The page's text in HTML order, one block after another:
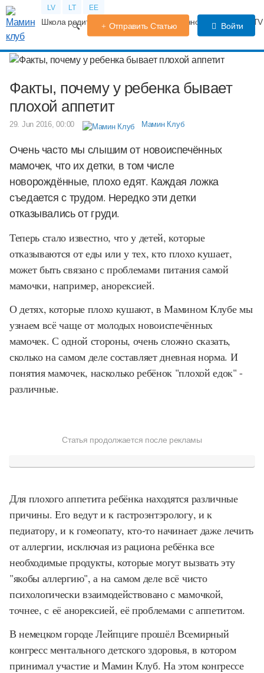
LV LT EE
Школа родителей Календарь беременности Форум
Отправить Статью Войти
Факты, почему у ребенка бывает
плохой аппетит
29. Jun 2016, 00:00 Мамин Клуб
Очень часто мы слышим от новоиспечённых
мамочек, что их детки, в том числе
новорождённые, плохо едят. Каждая ложка
съедается с трудом. Нередко эти детки
отказывались от груди.
Теперь стало известно, что у детей, которые
отказываются от еды или у тех, кто плохо кушает,
может быть связано с проблемами питания самой
мамочки, например, анорексией.
О детях, которые плохо кушают, в Мамином Клубе мы
узнаем всё чаще от молодых новоиспечённых
мамочек. С одной стороны, очень сложно сказать,
сколько на самом деле составляет дневная норма. И
понятия мамочек, насколько ребёнок "плохой едок" -
различные.
Статья продолжается после рекламы
Для плохого аппетита ребёнка находятся различные
причины. Его ведут и к гастроэнтэрологу, и к
педиатору, и к гомеопату, кто-то начинает даже лечить
от аллергии, исключая из рациона ребёнка все
необходимые продукты, которые могут вызвать эту
"якобы аллергию", а на самом деле всё чисто
психологически взаимодействовано с мамочкой,
точнее, с её анорексией, её проблемами с аппетитом.
В немецком городе Лейпциге прошёл Всемирный
конгресс ментального детского здоровья, в котором
принимал участие и Мамин Клуб. На этом конгрессе